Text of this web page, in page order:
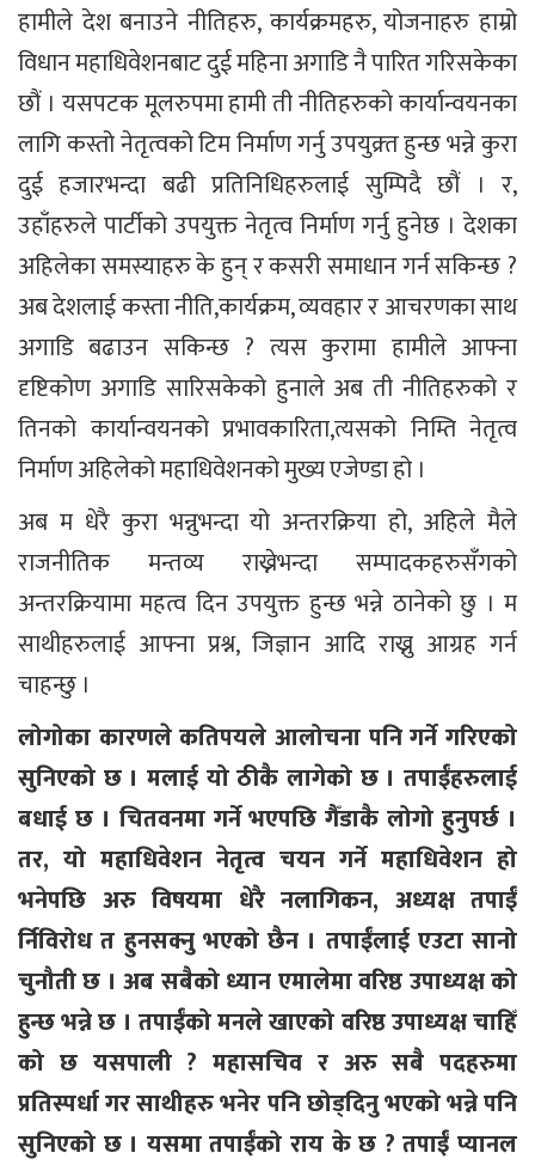
हामीले देश बनाउने नीतिहरु, कार्यक्रमहरु, योजनाहरु हाम्रो
विधान महाधिवेशनबाट दुई महिना अगाडि नै पारित गरिसकेका
छौं । यसपटक मूलरुपमा हामी ती नीतिहरुको कार्यान्वयनका
लागि कस्तो नेतृत्वको टिम निर्माण गर्नु उपयुक्र्त हुन्छ भन्ने कुरा
दुई हजारभन्दा बढी प्रतिनिधिहरुलाई सुम्पिदै छौं । र,
उहाँहरुले पार्टीको उपयुक्त नेतृत्व निर्माण गर्नु हुनेछ । देशका
अहिलेका समस्याहरु के हुन् र कसरी समाधान गर्न सकिन्छ ?
अब देशलाई कस्ता नीति,कार्यक्रम, व्यवहार र आचरणका साथ
अगाडि बढाउन सकिन्छ ? त्यस कुरामा हामीले आफ्ना
दृष्टिकोण अगाडि सारिसकेको हुनाले अब ती नीतिहरुको र
तिनको कार्यान्वयनको प्रभावकारिता,त्यसको निम्ति नेतृत्व
निर्माण अहिलेको महाधिवेशनको मुख्य एजेण्डा हो ।
अब म धेरै कुरा भन्नुभन्दा यो अन्तरक्रिया हो, अहिले मैले
राजनीतिक मन्तव्य राख्नेभन्दा सम्पादकहरुसँगको
अन्तरक्रियामा महत्व दिन उपयुक्त हुन्छ भन्ने ठानेको छु । म
साथीहरुलाई आफ्ना प्रश्न, जिज्ञान आदि राख्नु आग्रह गर्न
चाहन्छु ।
लोगोका कारणले कतिपयले आलोचना पनि गर्ने गरिएको
सुनिएको छ । मलाई यो ठीकै लागेको छ । तपाईंहरुलाई
बधाई छ । चितवनमा गर्ने भएपछि गैँडाकै लोगो हुनुपर्छ ।
तर, यो महाधिवेशन नेतृत्व चयन गर्ने महाधिवेशन हो
भनेपछि अरु विषयमा धेरै नलागिकन, अध्यक्ष तपाईं
र्निविरोध त हुनसक्नु भएको छैन । तपाईंलाई एउटा सानो
चुनौती छ । अब सबैको ध्यान एमालेमा वरिष्ठ उपाध्यक्ष को
हुन्छ भन्ने छ । तपाईंको मनले खाएको वरिष्ठ उपाध्यक्ष चाहिँ
को छ यसपाली ? महासचिव र अरु सबै पदहरुमा
प्रतिस्पर्धा गर साथीहरु भनेर पनि छोड्दिनु भएको भन्ने पनि
सुनिएको छ । यसमा तपाईंको राय के छ ? तपाईं प्यानल